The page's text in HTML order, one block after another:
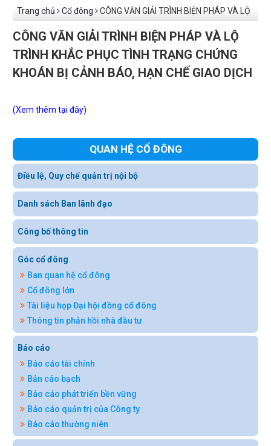
Trang chủ Cổ đông CÔNG VĂN GIẢI TRÌNH BIỆN PHÁP VÀ LỘ
TRÌNH KHẮC PHỤC TÌNH TRẠNG CHỨNG KHOÁN BỊ CẢNH BÁO,
HẠN CHẾ GIAO DỊCH
CÔNG VĂN GIẢI TRÌNH BIỆN PHÁP VÀ LỘ
TRÌNH KHẮC PHỤC TÌNH TRẠNG CHỨNG
KHOÁN BỊ CẢNH BÁO, HẠN CHẾ GIAO DỊCH
(Xem thêm tại đây)
QUAN HỆ CỔ ĐÔNG
Điều lệ, Quy chế quản trị nội bộ
Danh sách Ban lãnh đạo
Công bố thông tin
Góc cổ đông
Ban quan hệ cổ đông
Cổ đông lớn
Tài liệu họp Đại hội đồng cổ đông
Thông tin phản hồi nhà đầu tư
Báo cáo
Báo cáo tài chính
Bản cáo bạch
Báo cáo phát triển bền vững
Báo cáo quản trị của Công ty
Báo cáo thường niên